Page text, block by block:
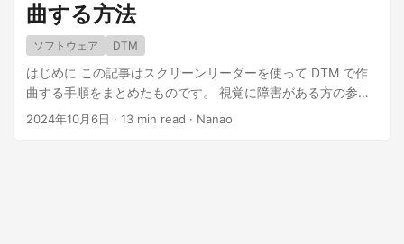
曲する方法
ソフトウェア DTM
はじめに この記事はスクリーンリーダーを使って DTM で作
曲する手順をまとめたものです。 視覚に障害がある方の参考
になれば幸いです。 ...
2024年10月6日 · 13 min read · Nanao